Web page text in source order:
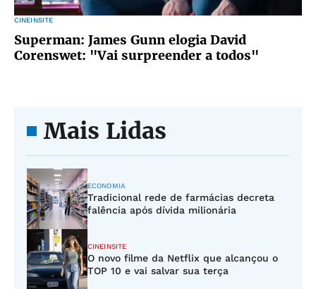
CINEINSITE
Superman: James Gunn elogia David
Corenswet: "Vai surpreender a todos"
Mais Lidas
ECONOMIA
Tradicional rede de farmácias decreta
falência após dívida milionária
CINEINSITE
O novo filme da Netflix que alcançou o
TOP 10 e vai salvar sua terça